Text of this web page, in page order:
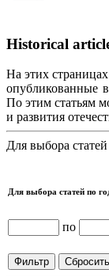
Historical
На этих
опубликованные
По этим статьям
и развития
Для выбора
Для выбора статей по
по